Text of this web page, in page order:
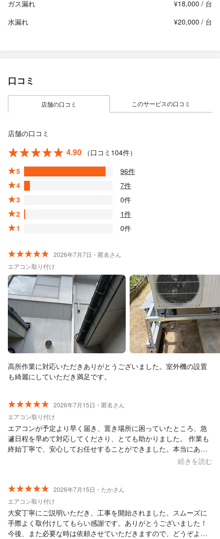
ガス漏れ
¥18,000 / 台
水漏れ
¥20,000 / 台
口コミ
店舗の口コミ このサービスの口コミ
店舗の口コミ
4.90
（口コミ104件）
5
96件
4
7件
3
0件
2
1件
1
0件
2026年7月7日・匿名さん
エアコン取り付け
高所作業に対応いただきありがとうございました。室外機の設置
も綺麗にしていただき満足です。
2026年7月15日・匿名さん
エアコン取り付け
エアコンが予定より早く届き、置き場所に困っていたところ、急
遽日程を早めて対応してくださり、とても助かりました。 作業も
終始丁寧で、安心してお任せすることができました。本当にあり
続きを読む
2026年7月15日・たかさん
エアコン取り付け
大変丁寧にご説明いただき、工事を開始されました。スムーズに
手際よく取付けしてもらい感謝です。ありがとうございました！
今後、また必要な時は依頼させていただきますので、どうぞよろ